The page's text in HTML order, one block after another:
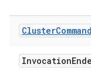
ClusterCommand
Invocation